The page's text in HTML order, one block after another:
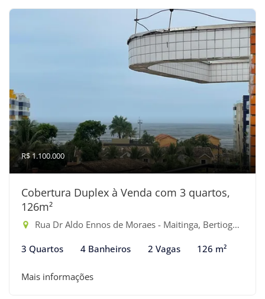
R$ 1.100.000
Cobertura Duplex à Venda com 3 quartos,
126m²
Rua Dr Aldo Ennos de Moraes - Maitinga, Bertioga-SP
3 Quartos 4 Banheiros 2 Vagas 126 m²
Mais informações